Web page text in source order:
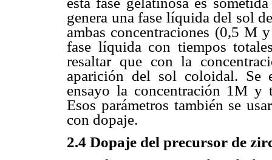
genera una fase líquida del sol
ambas concentraciones (0,5 M
fase líquida con tiempos
resaltar que con la
aparición del sol coloidal. Se
ensayo la concentración 1M y
Esos parámetros también se
con dopaje.
2.4 Dopaje del precursor de